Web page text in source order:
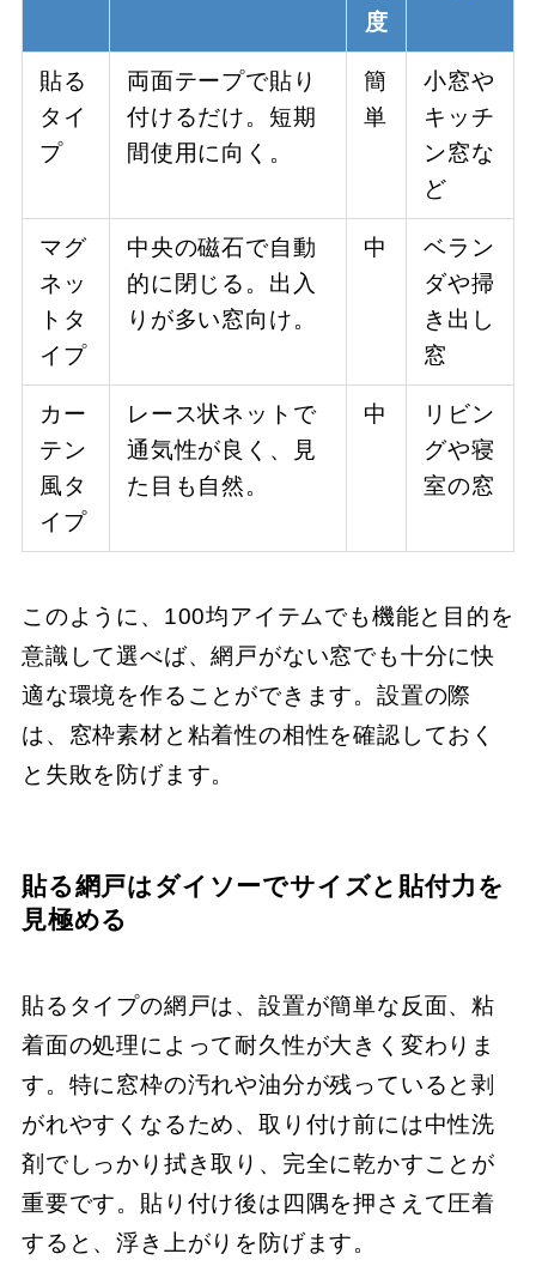
度
貼る
タイ
プ
両面テープで貼り
付けるだけ。短期
間使用に向く。
簡
単
小窓や
キッチ
ン窓な
ど
マグ
ネッ
トタ
イプ
中央の磁石で自動
的に閉じる。出入
りが多い窓向け。
中
ベラン
ダや掃
き出し
窓
カー
テン
風タ
イプ
レース状ネットで
通気性が良く、見
た目も自然。
中
リビン
グや寝
室の窓
このように、100均アイテムでも機能と目的を
意識して選べば、網戸がない窓でも十分に快
適な環境を作ることができます。設置の際
は、窓枠素材と粘着性の相性を確認しておく
と失敗を防げます。
貼る網戸はダイソーでサイズと貼付力を
見極める
貼るタイプの網戸は、設置が簡単な反面、粘
着面の処理によって耐久性が大きく変わりま
す。特に窓枠の汚れや油分が残っていると剥
がれやすくなるため、取り付け前には中性洗
剤でしっかり拭き取り、完全に乾かすことが
重要です。貼り付け後は四隅を押さえて圧着
すると、浮き上がりを防げます。